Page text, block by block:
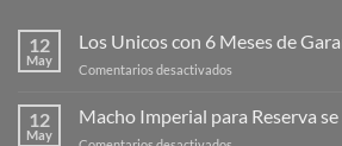
12
May
Los Unicos con 6 Meses de
Comentarios desactivados
Unicos
con
12
May
Macho Imperial para Reserva